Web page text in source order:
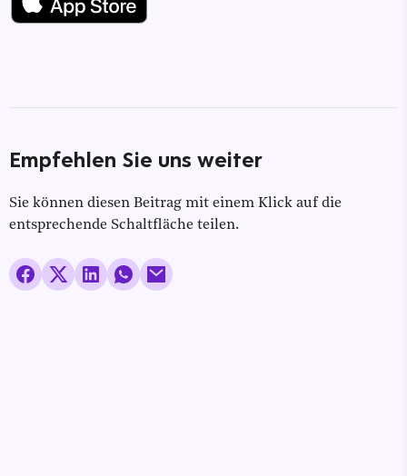
Empfehlen Sie uns weiter
Sie können diesen Beitrag mit einem Klick auf die
entsprechende Schaltfläche teilen.